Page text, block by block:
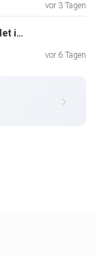
vor 3 Tagen
Land im Widerstand – Wie begründet ist die Angst vor der AfD?
vor 6 Tagen